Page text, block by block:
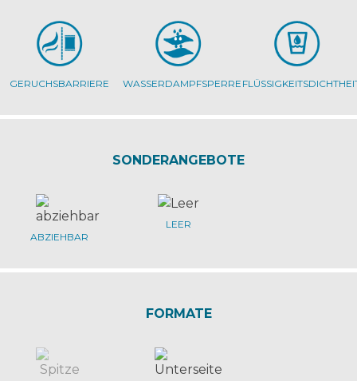
GERUCHSBARRIERE WASSERDAMPFSPERRE
SONDERANGEBOTE
ABZIEHBAR
LEER
FORMATE